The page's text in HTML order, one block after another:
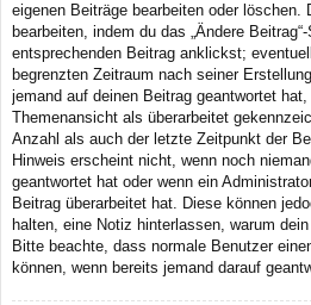
eigenen Beiträge bearbeiten oder löschen.
bearbeiten, indem du das „Ändere
entsprechenden Beitrag anklickst;
begrenzten Zeitraum nach seiner
jemand auf deinen Beitrag geantwortet
Themenansicht als überarbeitet
Anzahl als auch der letzte Zeitpunkt der
Hinweis erscheint nicht, wenn noch
geantwortet hat oder wenn ein
Beitrag überarbeitet hat. Diese können
halten, eine Notiz hinterlassen, warum
Bitte beachte, dass normale Benutzer
können, wenn bereits jemand darauf